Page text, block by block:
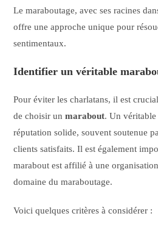
Le maraboutage, avec ses racines
offre une approche unique pour
sentimentaux.
Identifier un véritable
Pour éviter les charlatans, il est
de choisir unmarabout. Un véritable
réputation solide, souvent soutenue
clients satisfaits. Il est également
marabout est affilié à une
domaine du maraboutage.
Voici quelques critères à considérer :